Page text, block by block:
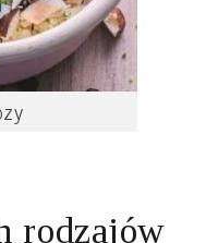
rodzajów